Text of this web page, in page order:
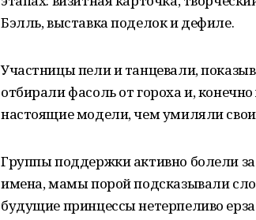
Бэлль, выставка поделок и дефиле.
Участницы пели и танцевали,
отбирали фасоль от гороха и,
настоящие модели, чем умиляли
Группы поддержки активно болели
имена, мамы порой подсказывали
будущие принцессы нетерпеливо